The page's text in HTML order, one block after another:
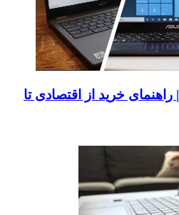
بهترین لپ‌تاپ‌های 2026 | راهنمای خرید از اقتصادی تا